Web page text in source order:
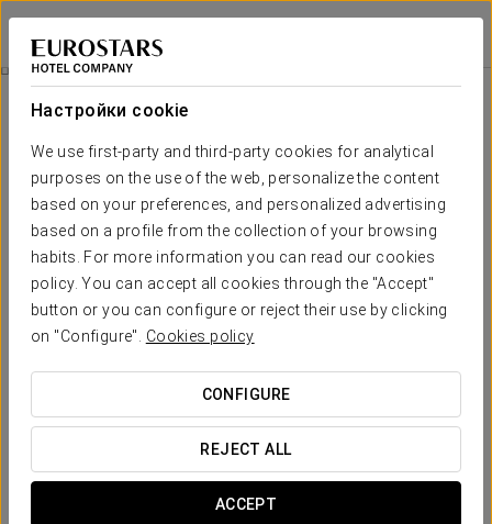
Настройки cookie
We use first-party and third-party cookies for analytical
purposes on the use of the web, personalize the content
based on your preferences, and personalized advertising
based on a profile from the collection of your browsing
habits. For more information you can read our cookies
policy. You can accept all cookies through the "Accept"
button or you can configure or reject their use by clicking
on "Configure". Cookies policy
CONFIGURE
REJECT ALL
ACCEPT
Exe Hotel El Magistral
ОВЬЕДО
Номера
Необходимые вам комфорт и
отдых
Все 52 номера отеляExe Hotel El Magistralимеютлучшие
удобства и условия для отдыха, продуманные до мельчайших
деталей, чтобы наши гости чувствовали себя как дома.
Во всех номерах имеется бесплатный Wi-Fi, кондиционер
воздуха, телевизор LCD, услуга «Будильник» и полностью
ОСНОВНЫЕ УСЛУГИ
номера